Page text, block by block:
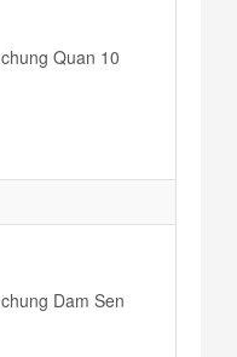
Quan 10
Dam Sen